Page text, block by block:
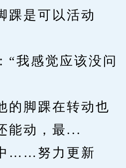
踝是可以活动
感觉应该没问
脚踝在转动也
动，最...
努力更新